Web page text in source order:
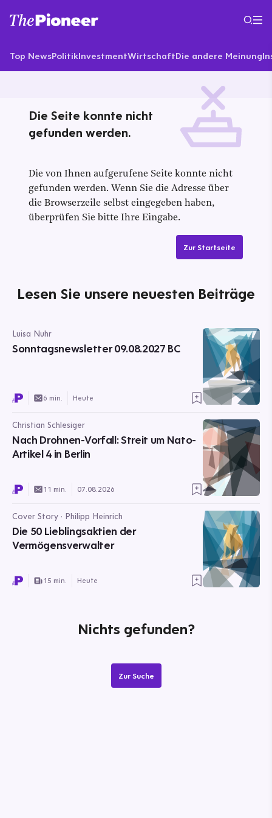
Top NewsPolitikInvestmentWirtschaftDie andere Meinung
Die Seite konnte nicht
gefunden werden.
Die von Ihnen aufgerufene Seite konnte nicht
gefunden werden. Wenn Sie die Adresse über
die Browserzeile selbst eingegeben haben,
überprüfen Sie bitte Ihre Eingabe.
Zur Startseite
Lesen Sie unsere neuesten Beiträge
Luisa Nuhr
Sonntagsnewsletter 09.08.2027 BC
6 min. Heute
Christian Schlesiger
Nach Drohnen-Vorfall: Streit um Nato-
Artikel 4 in Berlin
11 min. 07.08.2026
Cover Story · Philipp Heinrich
Die 50 Lieblingsaktien der
Vermögensverwalter
15 min. Heute
Nichts gefunden?
Zur Suche